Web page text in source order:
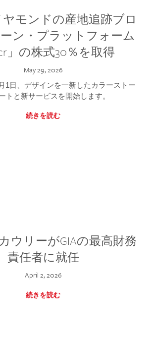
ヤモンドの産地追跡ブロ
ン・プラットフォーム
」の株式30％を取得
May 29, 2026
1日、デザインを一新したカラーストー
トと新サービスを開始します。
続きを読む
ウリーがGIAの最高財務
責任者に就任
April 2, 2026
続きを読む